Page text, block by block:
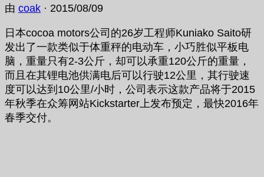
由 coak · 2015/08/09
日本cocoa motors公司的26岁工程师Kuniako Saito研
发出了一款类似于体重秤的电动车，小巧胜似平板电
脑，重量只有2-3公斤，却可以承重120公斤的重量，
而且在其锂电池供满电后可以行驶12公里，其行驶速
度可以达到10公里/小时，公司表示这款产品将于2015
年秋季在众筹网站Kickstarter上发布预定，最快2016年
春季交付。